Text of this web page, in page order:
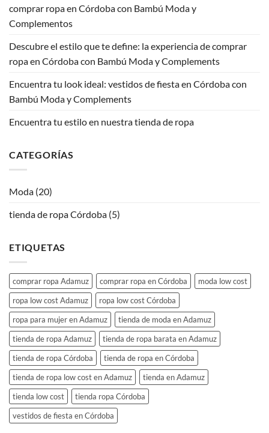
comprar ropa en Córdoba con Bambú Moda y
Complementos
Descubre el estilo que te define: la experiencia de comprar
ropa en Córdoba con Bambú Moda y Complements
Encuentra tu look ideal: vestidos de fiesta en Córdoba con
Bambú Moda y Complements
Encuentra tu estilo en nuestra tienda de ropa
CATEGORÍAS
Moda (20)
tienda de ropa Córdoba (5)
ETIQUETAS
comprar ropa Adamuz comprar ropa en Córdoba
moda low cost
ropa low cost Adamuz
ropa low cost Córdoba
ropa para mujer en Adamuz
tienda de moda en Adamuz
tienda de ropa Adamuz
tienda de ropa barata en Adamuz
tienda de ropa Córdoba
tienda de ropa en Córdoba
tienda de ropa low cost en Adamuz
tienda en Adamuz
tienda low cost
tienda ropa Córdoba
vestidos de fiesta en Córdoba